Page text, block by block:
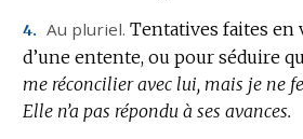
4. Au pluriel. Tentatives faites en
d’une entente, ou pour séduire
me réconcilier avec lui, mais je ne
Elle n’a pas répondu à ses avances.